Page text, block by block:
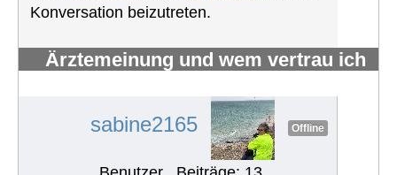
Konversation beizutreten.
Ärztemeinung und wem vertrau ich
sabine2165 Offline